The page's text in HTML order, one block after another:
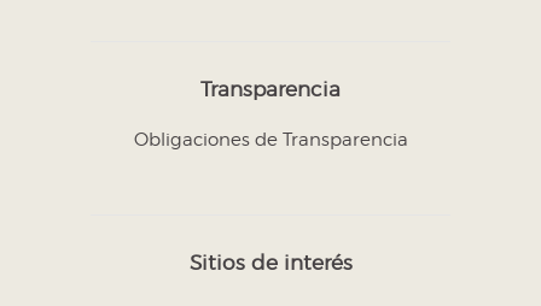
Transparencia
Obligaciones de Transparencia
Sitios de interés